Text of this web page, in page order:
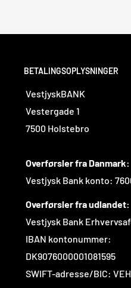
BETALINGSOPLYSNINGER
VestjyskBANK
Vestergade 1
7500 Holstebro
Overførsler fra Danmark:
Vestjysk Bank konto:
Overførsler fra udlandet:
Vestjysk Bank
IBAN kontonummer:
DK9076000001081595
SWIFT-adresse/BIC: